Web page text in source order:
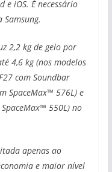
e iOS. É necessário
2,2 kg de gelo por
4,6 kg (nos modelos
com Soundbar
SpaceMax™ 576L) e
550L) no
apenas ao
e maior nível